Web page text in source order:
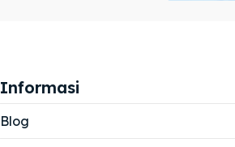
Informasi
Blog